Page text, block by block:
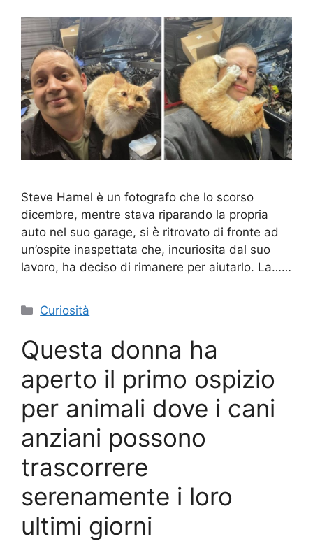
Steve Hamel è un fotografo che lo scorso
dicembre, mentre stava riparando la propria
auto nel suo garage, si è ritrovato di fronte ad
un’ospite inaspettata che, incuriosita dal suo
lavoro, ha deciso di rimanere per aiutarlo. La……
Categorie
Curiosità
Questa donna ha
aperto il primo ospizio
per animali dove i cani
anziani possono
trascorrere
serenamente i loro
ultimi giorni